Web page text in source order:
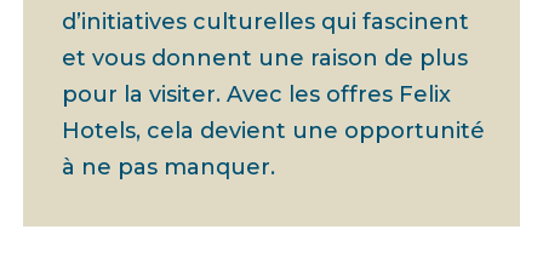
d’initiatives culturelles qui fascinent
et vous donnent une raison de plus
pour la visiter. Avec les offres Felix
Hotels, cela devient une opportunité
à ne pas manquer.